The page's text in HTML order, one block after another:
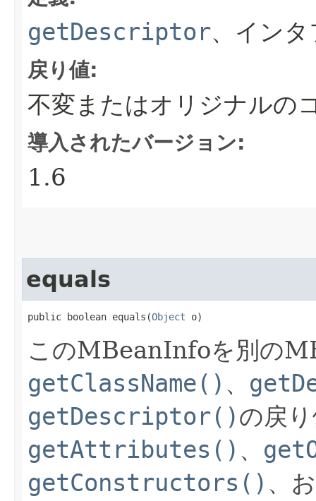
getDescriptor、イン
戻り値:
不変またはオリジナルの
導入されたバージョン:
1.6
equals
public boolean equals​(Object o)
このMBeanInfoを別の
getClassName() 、
getDescriptor()の戻
getAttributes() 、
getConstructors() 、